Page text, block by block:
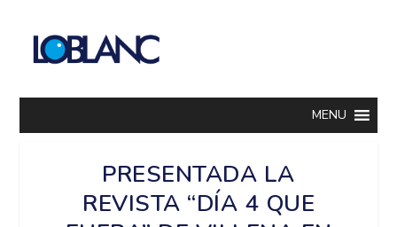
MENU
PRESENTADA LA
REVISTA “DÍA 4 QUE